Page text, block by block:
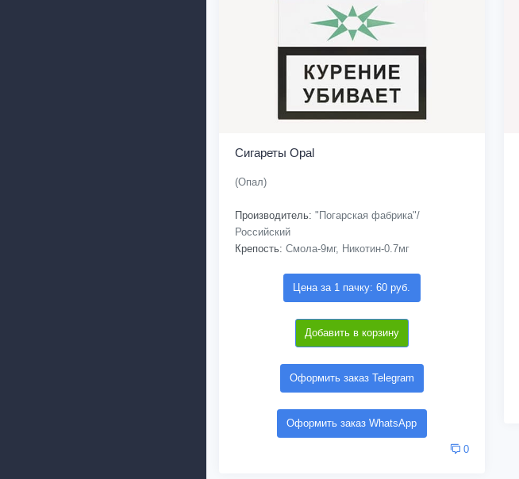
Сигареты Opal
(Опал)
Производитель: "Погарская фабрика"/
Российский
Крепость: Смола-9мг, Никотин-0.7мг
Цена за 1 пачку: 60 руб.
Добавить в корзину
Оформить заказ Telegram
Оформить заказ WhatsApp
0